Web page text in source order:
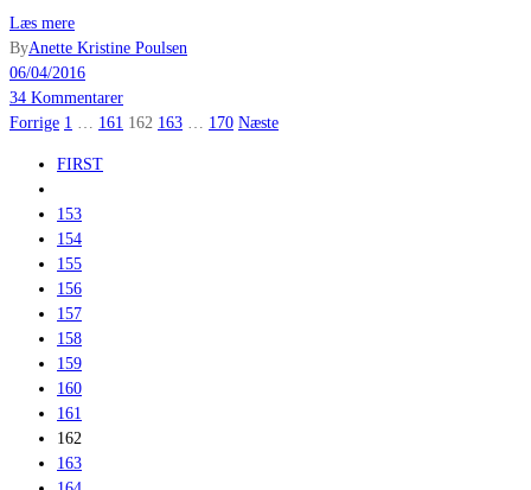
Læs mere
ByAnette Kristine Poulsen
06/04/2016
34 Kommentarer
Indlægsinddeling
Forrige 1 … 161 162 163 … 170 Næste
FIRST
153
154
155
156
157
158
159
160
161
162
163